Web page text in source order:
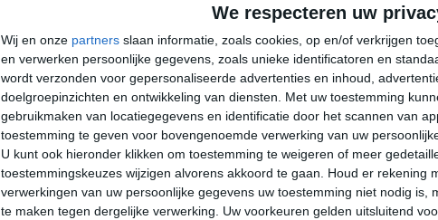
We respecteren uw
Wij en onze partners slaan informatie, zoals cookies, op en/of verkrijgen
en verwerken persoonlijke gegevens, zoals unieke identificatoren en
wordt verzonden voor gepersonaliseerde advertenties en inhoud,
doelgroepinzichten en ontwikkeling van diensten.
Met uw toestemming
gebruikmaken van locatiegegevens en identificatie door het scannen van
toestemming te geven voor bovengenoemde verwerking van uw
U kunt ook hieronder klikken om toestemming te weigeren of meer
toestemmingskeuzes wijzigen alvorens akkoord te gaan.
Houd er rekening
verwerkingen van uw persoonlijke gegevens uw toestemming niet nodig is,
te maken tegen dergelijke verwerking. Uw voorkeuren gelden uitsluitend
25°C 23°C 23°C
16:00 19:00 22:00 01:00 04:00
16:00 19:00 22:00 01:00 04:00
WZW 3 WZW 2 WZW 1 ZW 1 ZW 1